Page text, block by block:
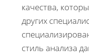
качества,
других
стиль анализа